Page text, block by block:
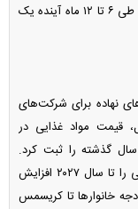
هشدار داده است که بسته شدن تنگه هرمز می‌تواند طی ۶ تا ۱۲ ماه آینده یک
نهاده برای شرکت‌های
قیمت مواد غذایی در
گذشته را ثبت کرد.
اقتصاددانان معتقدند اثرات این جنگ فشارهای قیمتی را تا سال ۲۰۲۷ افزایش
خانوارها تا کریسمس